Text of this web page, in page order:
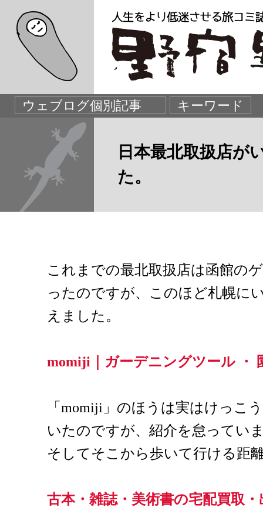
日本最北取扱店が
た。
これまでの最北取扱店は函館の
ったのですが、このほど札幌に
えました。
momiji｜ガーデニングツール
「momiji」のほうは実はけっこ
いたのですが、紹介を怠ってい
そしてそこから歩いて行ける距
古本・雑誌・美術書の宅配買取